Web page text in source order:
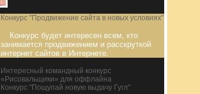
Конкурс "Продвижение сайта в новых условиях"
Конкурс будет интересен всем, кто
занимается продвижением и расскруткой
интернет сайтов в Интернете.
Интересный командный конкурс
«Рисовальщики» для оффлайна
Конкурс "Пощупай новую выдачу Гугл"